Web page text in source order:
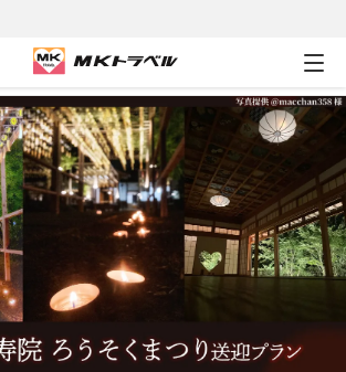
京都観光タクシーツアー 【募集終了】正寿院